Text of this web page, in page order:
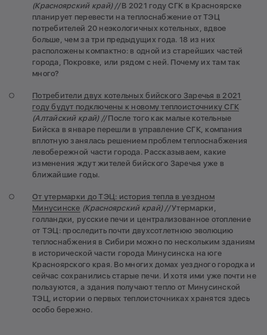
(Красноярский край) //В 2021 году СГК в Красноярске
планирует перевести на теплоснабжение от ТЭЦ
потребителей 20 неэкологичных котельных, вдвое
больше, чем за три предыдущих года. 18 из них
расположены компактно: в одной из старейших частей
города, Покровке, или рядом с ней. Почему их там так
много?
Потребители двух котельных бийского Заречья в 2021
году будут подключены к новому теплоисточнику СГК
(Алтайский край) //После того как малые котельные
Бийска в январе перешли в управление СГК, компания
вплотную занялась решением проблем теплоснабжения
левобережной части города. Рассказываем, какие
изменения ждут жителей бийского Заречья уже в
ближайшие годы.
От утермарки до ТЭЦ: история тепла в уездном
Минусинске (Красноярский край) //Утермарки,
голландки, русские печи и централизованное отопление
от ТЭЦ: проследить почти двухсотлетнюю эволюцию
теплоснабжения в Сибири можно по нескольким зданиям
в исторической части города Минусинска на юге
Красноярского края. Во многих домах уездного городка и
сейчас сохранились старые печи. И хотя ими уже почти не
пользуются, а здания получают тепло от Минусинской
ТЭЦ, истории о первых теплоисточниках хранятся здесь
особо бережно.